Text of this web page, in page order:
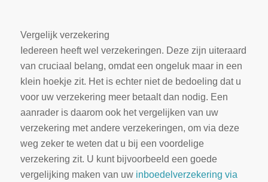
Vergelijk verzekering
Iedereen heeft wel verzekeringen. Deze zijn uiteraard
van cruciaal belang, omdat een ongeluk maar in een
klein hoekje zit. Het is echter niet de bedoeling dat u
voor uw verzekering meer betaalt dan nodig. Een
aanrader is daarom ook het vergelijken van uw
verzekering met andere verzekeringen, om via deze
weg zeker te weten dat u bij een voordelige
verzekering zit. U kunt bijvoorbeeld een goede
vergelijking maken van uw inboedelverzekering via